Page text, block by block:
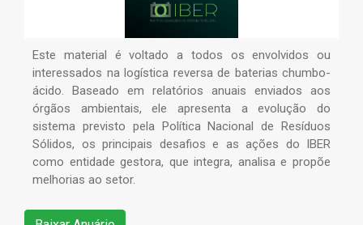
Este material é voltado a todos os envolvidos ou
interessados na logística reversa de baterias chumbo-
ácido. Baseado em relatórios anuais enviados aos
órgãos ambientais, ele apresenta a evolução do
sistema previsto pela Política Nacional de Resíduos
Sólidos, os principais desafios e as ações do IBER
como entidade gestora, que integra, analisa e propõe
melhorias ao setor.